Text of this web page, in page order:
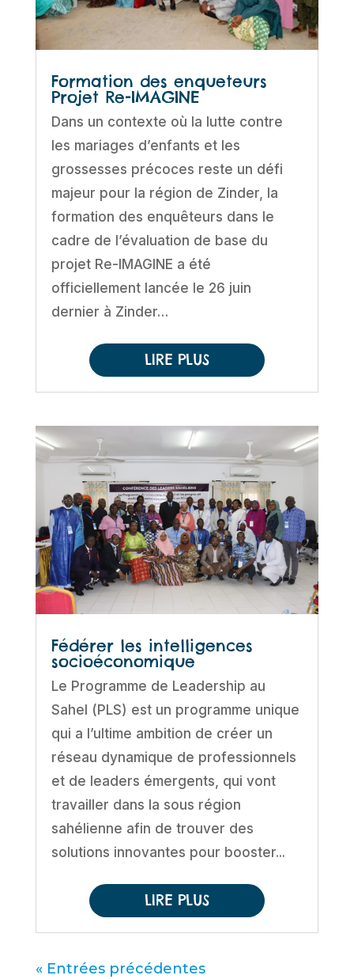
Formation des enqueteurs
Projet Re-IMAGINE
Dans un contexte où la lutte contre
les mariages d’enfants et les
grossesses précoces reste un défi
majeur pour la région de Zinder, la
formation des enquêteurs dans le
cadre de l’évaluation de base du
projet Re-IMAGINE a été
officiellement lancée le 26 juin
dernier à Zinder…
LIRE PLUS
Fédérer les intelligences
socioéconomique
Le Programme de Leadership au
Sahel (PLS) est un programme unique
qui a l’ultime ambition de créer un
réseau dynamique de professionnels
et de leaders émergents, qui vont
travailler dans la sous région
sahélienne afin de trouver des
solutions innovantes pour booster...
LIRE PLUS
« Entrées précédentes